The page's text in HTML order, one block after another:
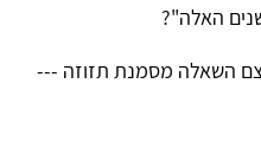
האלה"?
השאלה מסמנת תזוזה ---